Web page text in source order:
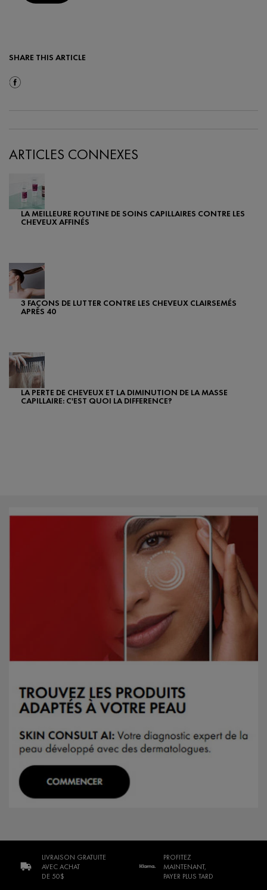
SHARE THIS ARTICLE
Share On Facebook
ARTICLES CONNEXES
LA MEILLEURE ROUTINE DE SOINS CAPILLAIRES CONTRE LES
CHEVEUX AFFINÉS
3 FAÇONS DE LUTTER CONTRE LES CHEVEUX CLAIRSEMÉS
APRÈS 40
LA PERTE DE CHEVEUX ET LA DIMINUTION DE LA MASSE
CAPILLAIRE: C'EST QUOI LA DIFFERENCE?
LIVRAISON GRATUITE
AVEC ACHAT
DE 50$
PROFITEZ
MAINTENANT,
PAYER PLUS TARD